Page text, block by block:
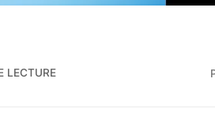
LECTURE